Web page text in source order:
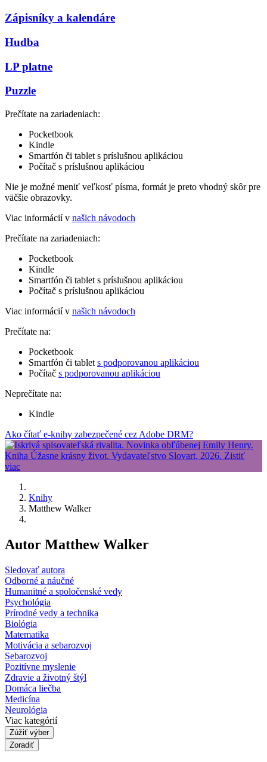
Zápisníky a kalendáre
Hudba
LP platne
Puzzle
Prečítate na zariadeniach:
Pocketbook
Kindle
Smartfón či tablet s príslušnou aplikáciou
Počítač s príslušnou aplikáciou
Nie je možné meniť veľkosť písma, formát je preto vhodný skôr pre
väčšie obrazovky.
Viac informácií v našich návodoch
Prečítate na zariadeniach:
Pocketbook
Kindle
Smartfón či tablet s príslušnou aplikáciou
Počítač s príslušnou aplikáciou
Viac informácií v našich návodoch
Prečítate na:
Pocketbook
Smartfón či tablet s podporovanou aplikáciou
Počítač s podporovanou aplikáciou
Neprečítate na:
Kindle
Ako čítať e-knihy zabezpečené cez Adobe DRM?
Knihy
Matthew Walker
Autor Matthew Walker
Sledovať autora
Odborné a náučné
Humanitné a spoločenské vedy
Psychológia
Prírodné vedy a technika
Biológia
Matematika
Motivácia a sebarozvoj
Sebarozvoj
Pozitívne myslenie
Zdravie a životný štýl
Domáca liečba
Medicína
Neurológia
Viac kategórií
Zúžiť výber
Zoradiť